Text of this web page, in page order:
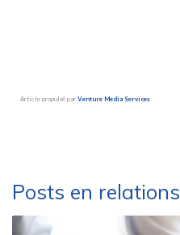
Article propulsé par Venture Media Services
Posts en relations